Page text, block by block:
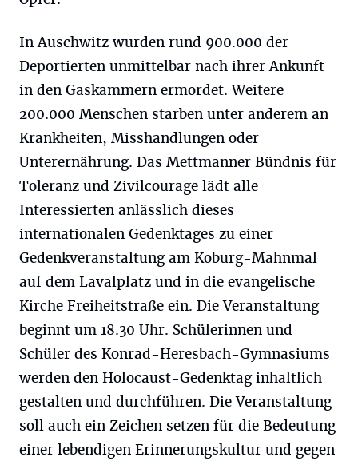
In Auschwitz wurden rund 900.000 der
Deportierten unmittelbar nach ihrer Ankunft
in den Gaskammern ermordet. Weitere
200.000 Menschen starben unter anderem an
Krankheiten, Misshandlungen oder
Unterernährung. Das Mettmanner Bündnis für
Toleranz und Zivilcourage lädt alle
Interessierten anlässlich dieses
internationalen Gedenktages zu einer
Gedenkveranstaltung am Koburg-Mahnmal
auf dem Lavalplatz und in die evangelische
Kirche Freiheitstraße ein. Die Veranstaltung
beginnt um 18.30 Uhr. Schülerinnen und
Schüler des Konrad-Heresbach-Gymnasiums
werden den Holocaust-Gedenktag inhaltlich
gestalten und durchführen. Die Veranstaltung
soll auch ein Zeichen setzen für die Bedeutung
einer lebendigen Erinnerungskultur und gegen